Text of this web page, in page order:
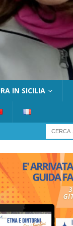
IN SICILIA